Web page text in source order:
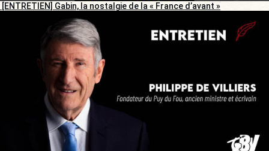
[ENTRETIEN] Gabin, la nostalgie de la « France d’avant »